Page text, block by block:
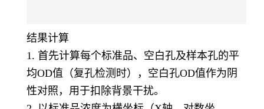
结果计算
1. 首先计算每个标准品、空白孔及样本孔的平
均OD值（复孔检测时），空白孔OD值作为阴
性对照，用于扣除背景干扰。